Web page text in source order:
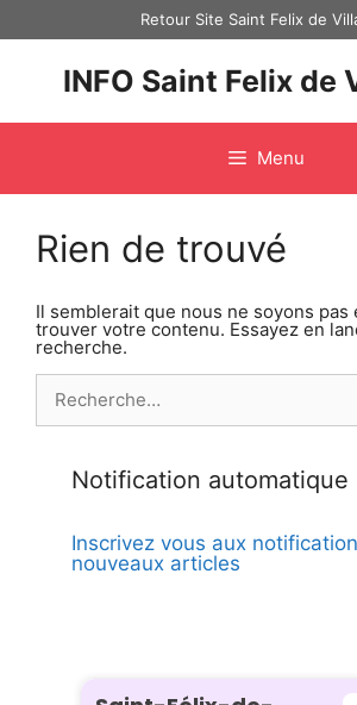
contenu
Retour Site Saint Felix de
INFO Saint Felix de
Menu
Rien de trouvé
Il semblerait que nous ne soyons pas
trouver votre contenu. Essayez en
recherche.
Rechercher :
Notification automatique
Inscrivez vous aux
nouveaux articles